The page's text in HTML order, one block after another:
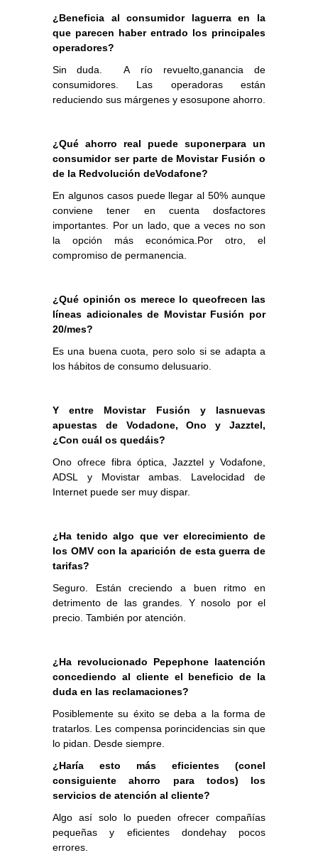
¿Beneficia al consumidor laguerra en la
que parecen haber entrado los principales
operadores?
Sin duda.
A río revuelto,ganancia de
consumidores. Las operadoras están
reduciendo sus márgenes y esosupone ahorro.
¿Qué ahorro real puede suponerpara un
consumidor ser parte de Movistar Fusión o
de la Redvolución deVodafone?
En algunos casos puede llegar al 50% aunque
conviene tener en cuenta dosfactores
importantes. Por un lado, que a veces no son
la opción más económica.Por otro, el
compromiso de permanencia.
¿Qué opinión os merece lo queofrecen las
líneas adicionales de Movistar Fusión por
20/mes?
Es una buena cuota, pero solo si se adapta a
los hábitos de consumo delusuario.
Y entre Movistar Fusión y lasnuevas
apuestas de Vodadone, Ono y Jazztel,
¿Con cuál os quedáis?
Ono ofrece fibra óptica, Jazztel y Vodafone,
ADSL y Movistar ambas. Lavelocidad de
Internet puede ser muy dispar.
¿Ha tenido algo que ver elcrecimiento de
los OMV con la aparición de esta guerra de
tarifas?
Seguro. Están creciendo a buen ritmo en
detrimento de las grandes. Y nosolo por el
precio. También por atención.
¿Ha revolucionado Pepephone laatención
concediendo al cliente el beneficio de la
duda en las reclamaciones?
Posiblemente su éxito se deba a la forma de
tratarlos. Les compensa porincidencias sin que
lo pidan. Desde siempre.
¿Haría esto más eficientes (conel
consiguiente ahorro para todos) los
servicios de atención al cliente?
Algo así solo lo pueden ofrecer compañías
pequeñas y eficientes dondehay pocos
errores.